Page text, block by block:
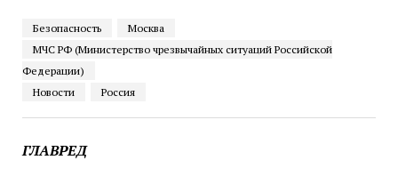
Безопасность
Москва
МЧС РФ (Министерство чрезвычайных ситуаций Российской
Федерации)
Новости
Россия
ГЛАВРЕД